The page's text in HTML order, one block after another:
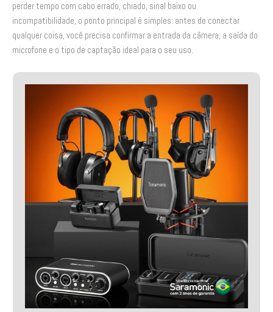
perder tempo com cabo errado, chiado, sinal baixo ou
incompatibilidade, o ponto principal é simples: antes de conectar
qualquer coisa, você precisa confirmar a entrada da câmera, a saída do
microfone e o tipo de captação ideal para o seu uso.